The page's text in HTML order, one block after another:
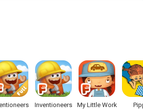
Inventioneers
My Little Work